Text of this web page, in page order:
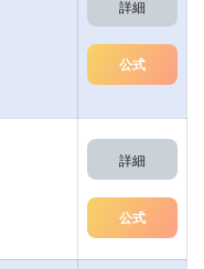
詳細
公式
詳細
公式